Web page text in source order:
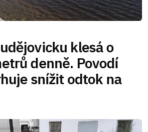
klesá o
denně. Povodí
snížit odtok na